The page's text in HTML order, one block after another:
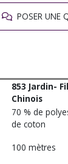
POSER UNE
853 Jardin-
Chinois
70 % de
de coton
100 mètres